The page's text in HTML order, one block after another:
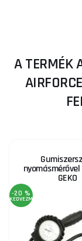
A TERMÉK
GEKO
-20 %
KEDVEZMÉNY